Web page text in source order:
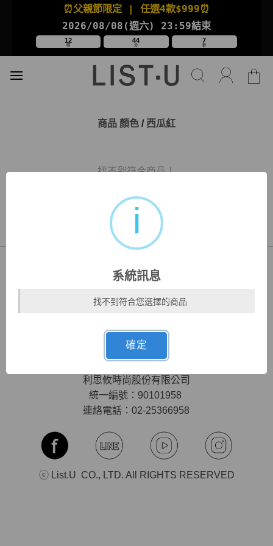
⏰父親節限定 | 任選4款$999⏰
2026/08/08(週六) 23:59結束
12
時
44
分
7
秒
商品 顏色 / 西瓜紅
找不到符合商品！
聯絡我們
UU幣說明
MON-FRI (六日&國定假日休息)
10:00-12:30 l 14:00-17:00
利思攸時尚股份有限公司
統一編號：90101958
連絡電話：02-25366958
ⓒ List.U CO., LTD. All RIGHTS RESERVED
系統訊息
找不到符合您選擇的商品
確定